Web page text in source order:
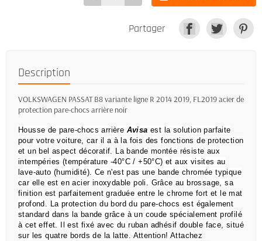
Partager
Description
VOLKSWAGEN PASSAT B8 variante ligne R 2014 2019, FL2019 acier de
protection pare-chocs arrière noir
Housse de pare-chocs arrière Avisa est la solution parfaite
pour votre voiture, car il a à la fois des fonctions de protection
et un bel aspect décoratif. La bande montée résiste aux
intempéries (température -40°C / +50°C) et aux visites au
lave-auto (humidité). Ce n'est pas une bande chromée typique
car elle est en acier inoxydable poli. Grâce au brossage, sa
finition est parfaitement graduée entre le chrome fort et le mat
profond. La protection du bord du pare-chocs est également
standard dans la bande grâce à un coude spécialement profilé
à cet effet.
Il est fixé avec du ruban adhésif double face, situé
sur les quatre bords de la latte. Attention!Attachez